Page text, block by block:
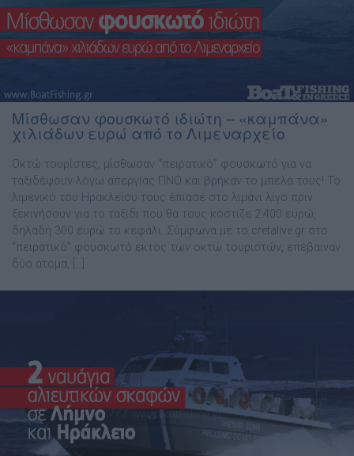
Μίσθωσαν φουσκωτό ιδιώτη – «καμπάνα»
χιλιάδων ευρώ από το Λιμεναρχείο
Οκτώ τουρίστες, μίσθωσαν “πειρατικό” φουσκωτό για να
ταξιδέψουν λόγω απεργίας ΠΝΟ και βρήκαν το μπελά τους! Το
λιμενικό του Ηρακλείου τους έπιασε στο λιμάνι λίγο πριν
ξεκινήσουν για το ταξίδι που θα τους κόστιζε 2.400 ευρώ,
δηλαδή 300 ευρώ το κεφάλι. Σύμφωνα με το cretalive.gr στο
“πειρατικό” φουσκωτό εκτός των οκτώ τουριστών, επέβαιναν
δύο άτομα, […]